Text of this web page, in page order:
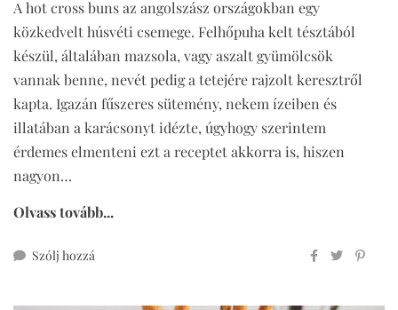
A hot cross buns az angolszász országokban egy
közkedvelt húsvéti csemege. Felhőpuha kelt tésztából
készül, általában mazsola, vagy aszalt gyümölcsök
vannak benne, nevét pedig a tetejére rajzolt keresztről
kapta. Igazán fűszeres sütemény, nekem ízeiben és
illatában a karácsonyt idézte, úgyhogy szerintem
érdemes elmenteni ezt a receptet akkorra is, hiszen
nagyon…
Olvass tovább...
Szólj hozzá